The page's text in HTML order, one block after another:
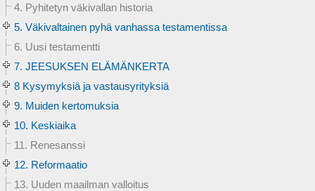
4. Pyhitetyn väkivallan historia
5. Väkivaltainen pyhä vanhassa testamentissa
6. Uusi testamentti
7. JEESUKSEN ELÄMÄNKERTA
8 Kysymyksiä ja vastausyrityksiä
9. Muiden kertomuksia
10. Keskiaika
11. Renesanssi
12. Reformaatio
13. Uuden maailman valloitus